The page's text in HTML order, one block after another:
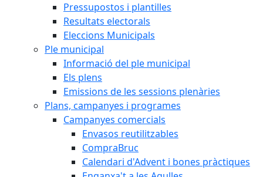
Pressupostos i plantilles
Resultats electorals
Eleccions Municipals
Ple municipal
Informació del ple municipal
Els plens
Emissions de les sessions plenàries
Plans, campanyes i programes
Campanyes comercials
Envasos reutilitzables
CompraBruc
Calendari d'Advent i bones pràctiques